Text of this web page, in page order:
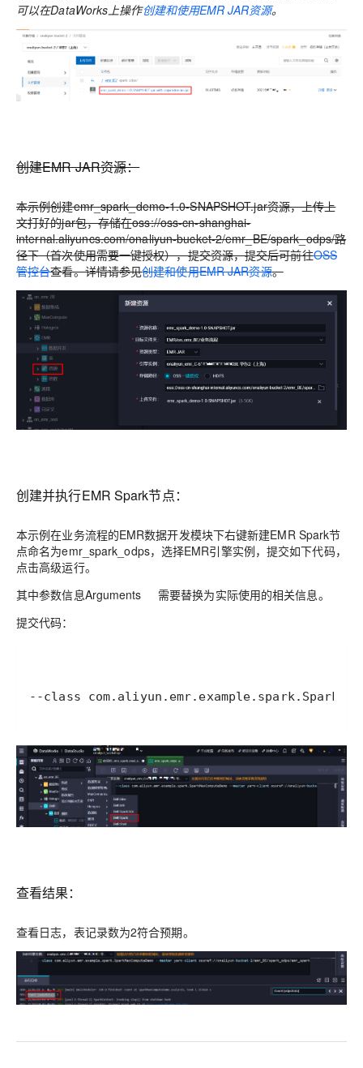
可以在DataWorks上操作创建和使用EMR JAR资源。
创建EMR JAR资源：
本示例创建emr_spark_demo-1.0-SNAPSHOT.jar资源，上传上
文打好的jar包，存储在oss://oss-cn-shanghai-
internal.aliyuncs.com/onaliyun-bucket-2/emr_BE/spark_odps/路
径下（首次使用需要一键授权），提交资源，提交后可前往OSS
管控台查看。详情请参见创建和使用EMR JAR资源。
创建并执行EMR Spark节点：
本示例在业务流程的EMR数据开发模块下右键新建EMR Spark节
点命名为emr_spark_odps，选择EMR引擎实例，提交如下代码，
点击高级运行。
其中参数信息Arguments 需要替换为实际使用的相关信息。
提交代码：
--class
查看结果：
查看日志，表记录数为2符合预期。